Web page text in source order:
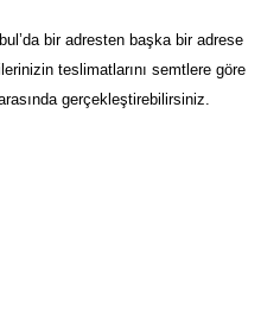
bir adresten başka bir adrese
teslimatlarını semtlere göre
gerçekleştirebilirsiniz.